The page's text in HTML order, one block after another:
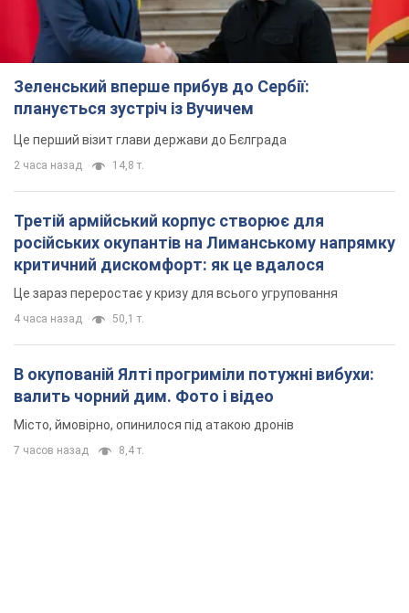
Зеленський вперше прибув до Сербії:
планується зустріч із Вучичем
Це перший візит глави держави до Бєлграда
2 часа назад 14,8 т.
Третій армійський корпус створює для
російських окупантів на Лиманському напрямку
критичний дискомфорт: як це вдалося
Це зараз переростає у кризу для всього угруповання
4 часа назад 50,1 т.
В окупованій Ялті прогриміли потужні вибухи:
валить чорний дим. Фото і відео
Місто, ймовірно, опинилося під атакою дронів
7 часов назад 8,4 т.